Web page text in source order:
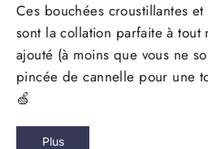
Ces bouchées croustillantes
sont la collation parfaite à tout
ajouté (à moins que vous ne
pincée de cannelle pour une
🍏
Plus